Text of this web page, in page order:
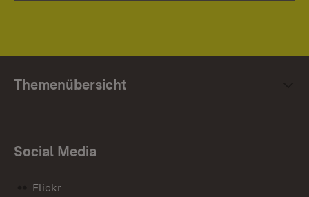
Themenübersicht
Social Media
Flickr